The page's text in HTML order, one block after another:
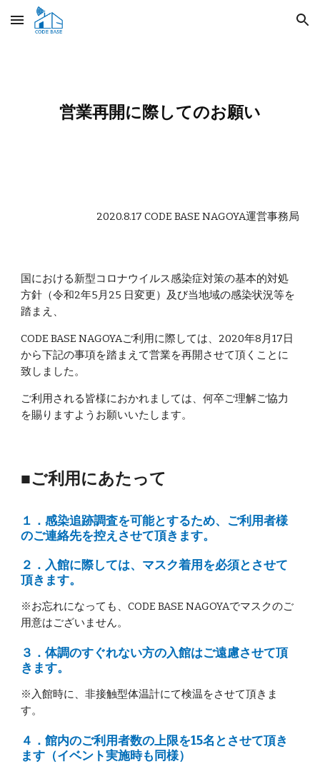
Skip to main content Skip to navigation
営業再開に際してのお願い
2020.8.17 CODE BASE NAGOYA運営事務局
国における新型コロナウイルス感染症対策の基本的対処
方針（令和2年5月25 日変更）及び当地域の感染状況等を
踏まえ、
CODE BASE NAGOYAご利用に際しては、2020年8月17日
から下記の事項を踏まえて営業を再開させて頂くことに
致しました。
ご利用される皆様におかれましては、何卒ご理解ご協力
を賜りますようお願いいたします。
■ご利用にあたって
１．感染追跡調査を可能とするため、ご利用者様
のご連絡先を控えさせて頂きます。
２．入館に際しては、マスク着用を必須とさせて
頂きます。
※お忘れになっても、CODE BASE NAGOYAでマスクのご
用意はございません。
３．体調のすぐれない方の入館はご遠慮させて頂
きます。
※入館時に、非接触型体温計にて検温をさせて頂きま
す。
４．館内のご利用者数の上限を15名とさせて頂き
ます（イベント実施時も同様）